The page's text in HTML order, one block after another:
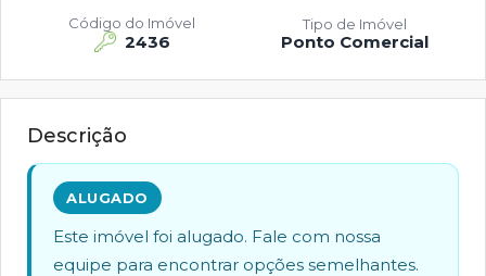
2436
Código do Imóvel
Ponto Comercial
Tipo de Imóvel
Descrição
ALUGADO
Este imóvel foi alugado. Fale com nossa
equipe para encontrar opções semelhantes.